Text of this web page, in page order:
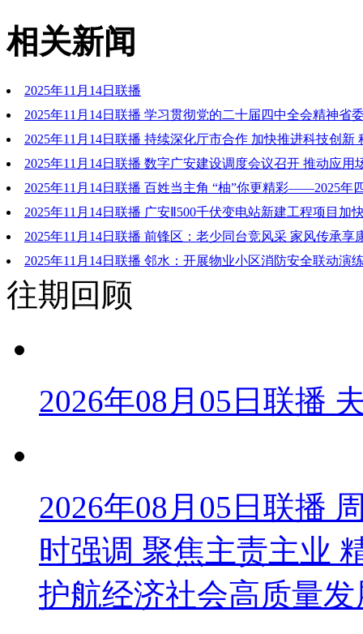
相关新闻
2025年11月14日联播
2025年11月14日联播 学习贯彻党的二十届四中全会精神省
告会举行 路松明作宣讲报告 张彤主持 刘襄渝张力甘用德陈伟
2025年11月14日联播 持续深化厅市合作 加快推进科技创新
安市厅市工作会商会召开 路松明张彤出席并讲话 刘襄渝主持
2025年11月14日联播 数字广安建设调度会议召开 推动应用
在全省前列
2025年11月14日联播 百姓当主角 “柚”你更精彩——2025年
百姓大舞台”川东北片区汇演暨第十届广安龙安柚旅游文化活
2025年11月14日联播 广安Ⅱ500千伏变电站新建工程项目加
2025年11月14日联播 前锋区：老少同台竞风采 家风传承享
2025年11月14日联播 邻水：开展物业小区消防安全联动演
未“燃”
往期回顾
2026年08月05日联播
2026年08月05日联播
时强调 聚焦主责主业
护航经济社会高质量发